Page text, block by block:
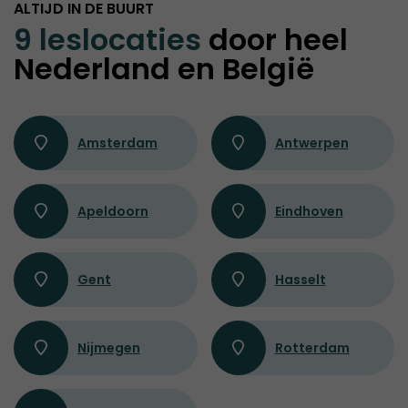
ALTIJD IN DE BUURT
9 leslocaties door heel
Nederland en België
Amsterdam Antwerpen
Apeldoorn Eindhoven
Gent Hasselt
Nijmegen Rotterdam